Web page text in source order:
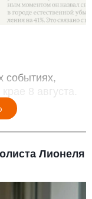
событиях,
8 августа.
Лионеля